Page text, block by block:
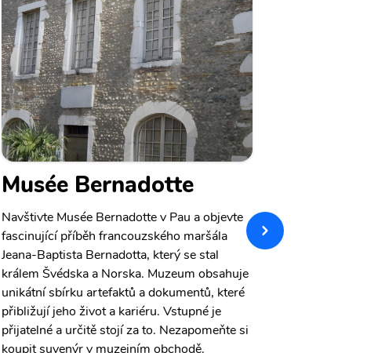
Musée Bernadotte
Navštivte Musée Bernadotte v Pau a objevte
fascinující příběh francouzského maršála
Jeana-Baptista Bernadotta, který se stal
králem Švédska a Norska. Muzeum obsahuje
unikátní sbírku artefaktů a dokumentů, které
přibližují jeho život a kariéru. Vstupné je
přijatelné a určitě stojí za to. Nezapomeňte si
koupit suvenýr v muzejním obchodě.
Foret